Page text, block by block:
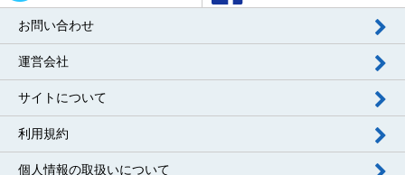
お問い合わせ
運営会社
サイトについて
利用規約
個人情報の取扱いについて